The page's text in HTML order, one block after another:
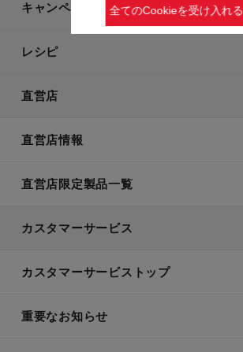
キャンペーン・特集
レシピ
直営店
直営店情報
直営店限定製品一覧
カスタマーサービス
カスタマーサービストップ
重要なお知らせ
全てのCookieを受け入れる